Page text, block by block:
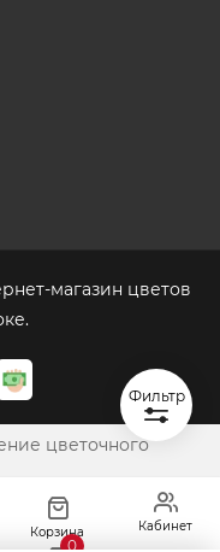
Корзина
0
Кабинет
магазин цветов
цветочного
Фильтр